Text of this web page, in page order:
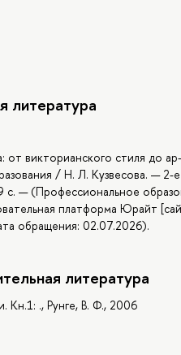
литература
от викторианского стиля до
/ Н. Л. Кузвесова. — 2-
— (Профессиональное
платформа Юрайт
обращения: 02.07.2026).
литература
Кн.1: ., Рунге, В. Ф., 2006